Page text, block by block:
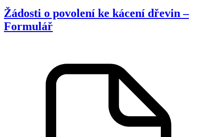
Žádosti o povolení ke kácení dřevin –
Formulář